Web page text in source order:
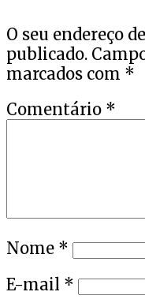
O seu endereço
publicado.
marcados com *
Comentário *
Nome *
E-mail *